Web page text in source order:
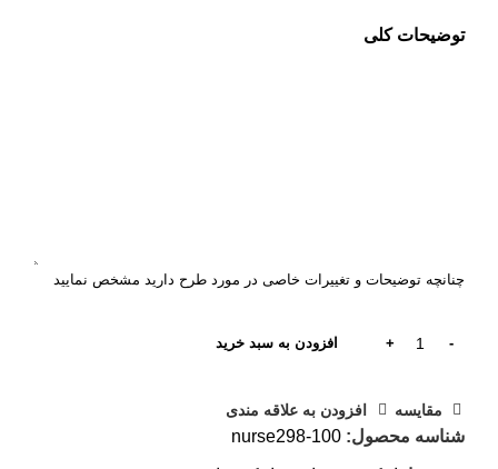
توضیحات کلی
چنانچه توضیحات و تغییرات خاصی در مورد طرح دارید مشخص نمایید
افزودن به سبد خرید
مقایسه افزودن به علاقه مندی
شناسه محصول: nurse298-100